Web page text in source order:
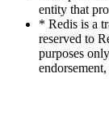
entity that
* Redis is a
reserved to
purposes